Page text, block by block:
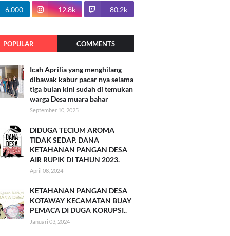
100.7k
6.000 12.8k 80.2k
POPULAR COMMENTS
Icah Aprilia yang menghilang
dibawak kabur pacar nya selama
tiga bulan kini sudah di temukan
warga Desa muara bahar
September 10, 2025
DiDUGA TECIUM AROMA
TIDAK SEDAP. DANA
KETAHANAN PANGAN DESA
AIR RUPIK DI TAHUN 2023.
April 08, 2024
KETAHANAN PANGAN DESA
KOTAWAY KECAMATAN BUAY
PEMACA DI DUGA KORUPSI..
Januari 03, 2024